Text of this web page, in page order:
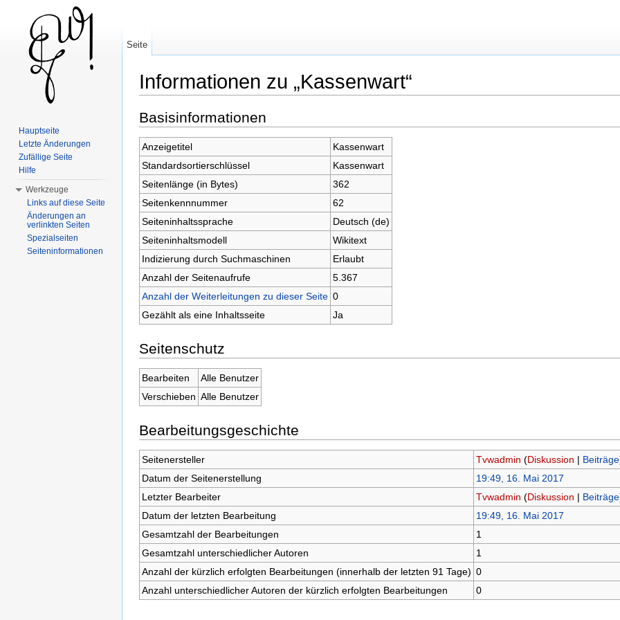
Informationen zu „Kassenwart“
Basisinformationen
Anzeigetitel
Kassenwart
Standardsortierschlüssel
Kassenwart
Seitenlänge (in Bytes)
362
Seitenkennnummer
62
Seiteninhaltssprache
Deutsch (de)
Seiteninhaltsmodell
Wikitext
Indizierung durch Suchmaschinen
Erlaubt
Anzahl der Seitenaufrufe
5.367
Anzahl der Weiterleitungen zu dieser Seite 0
Gezählt als eine Inhaltsseite
Ja
Seitenschutz
Bearbeiten
Alle Benutzer
Verschieben Alle Benutzer
Bearbeitungsgeschichte
Seitenersteller Tvwadmin (Diskussion | Beiträge
Datum der Seitenerstellung
19:49, 16. Mai 2017
Letzter Bearbeiter
Tvwadmin (Diskussion | Beiträge
Datum der letzten Bearbeitung
19:49, 16. Mai 2017
Gesamtzahl der Bearbeitungen
1
Gesamtzahl unterschiedlicher Autoren
1
Anzahl der kürzlich erfolgten Bearbeitungen (innerhalb der letzten 91 Tage) 0
Anzahl unterschiedlicher Autoren der kürzlich erfolgten Bearbeitungen
0
Seite
Hauptseite
Letzte Änderungen
Zufällige Seite
Hilfe
Werkzeuge
Links auf diese Seite
Änderungen an
verlinkten Seiten
Spezialseiten
Seiteninformationen